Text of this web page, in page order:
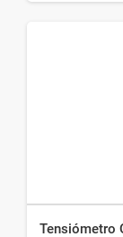
Tensiómetro